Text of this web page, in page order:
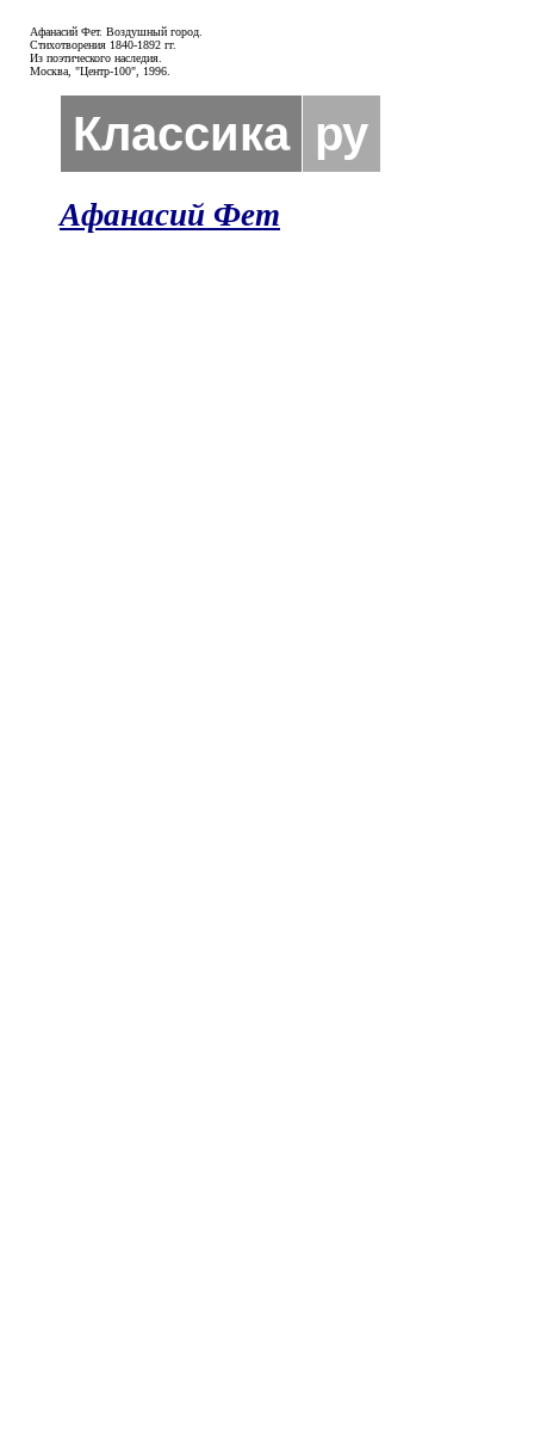
Афанасий Фет. Воздушный город.
Стихотворения 1840-1892 гг.
Из поэтического наследия.
Москва, "Центр-100", 1996.
Классика ру
Афанасий Фет